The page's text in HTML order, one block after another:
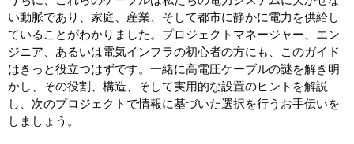
い動脈であり、家庭、産業、そして都市に静かに電力を供給し
ていることがわかりました。プロジェクトマネージャー、エン
ジニア、あるいは電気インフラの初心者の方にも、このガイド
はきっと役立つはずです。一緒に高電圧ケーブルの謎を解き明
かし、その役割、構造、そして実用的な設置のヒントを解説
し、次のプロジェクトで情報に基づいた選択を行うお手伝いを
しましょう。